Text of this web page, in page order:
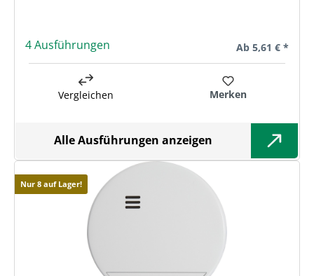
4 Ausführungen Regulärer Preis:
Ab 5,61 € *
Vergleichen Merken
Alle Ausführungen anzeigen
Nur 8 auf Lager!